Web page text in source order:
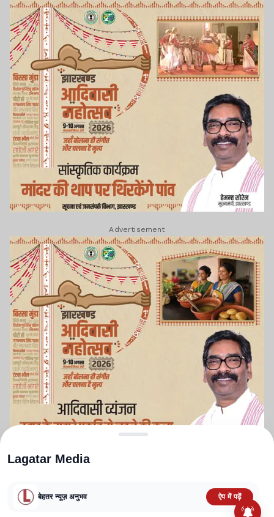
Advertisement
Lagatar Media
बेहतर न्यूज़ अनुभव ऐप में पढ़ें